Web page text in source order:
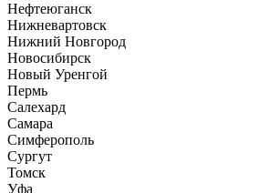
Нефтеюганск
Нижневартовск
Нижний Новгород
Новосибирск
Новый Уренгой
Пермь
Салехард
Самара
Симферополь
Сургут
Томск
Уфа